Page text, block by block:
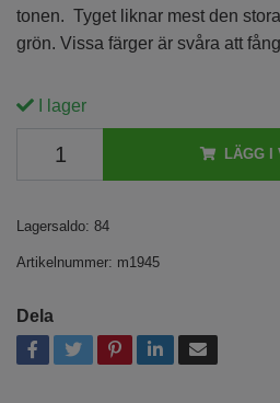
tonen. Tyget liknar mest den
grön. Vissa färger är svåra att
I lager
LÄGG I
Lagersaldo: 84
Artikelnummer: m1945
Dela